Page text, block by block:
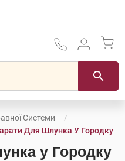
Системи
Для Шлунка У Городку
у Городку